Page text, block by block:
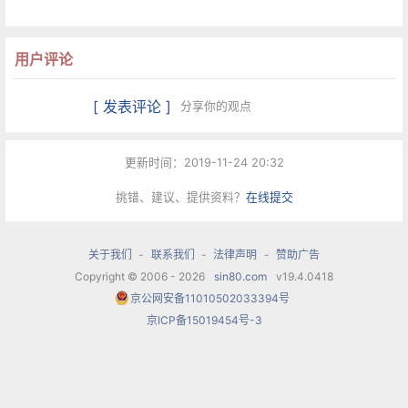
用户评论
[ 发表评论 ] 分享你的观点
更新时间：2019-11-24 20:32
挑错、建议、提供资料？ 在线提交
关于我们 - 联系我们 - 法律声明 - 赞助广告
Copyright © 2006 - 2026
sin80.com
v19.4.0418
京公网安备11010502033394号
京ICP备15019454号-3